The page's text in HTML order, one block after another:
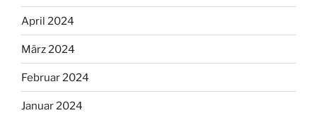
April 2024
März 2024
Februar 2024
Januar 2024